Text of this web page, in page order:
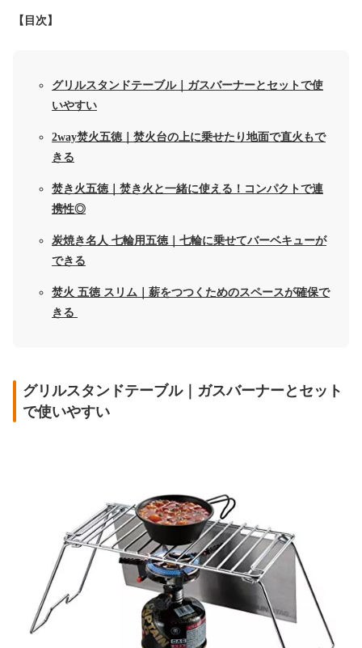
【目次】
グリルスタンドテーブル｜ガスバーナーとセットで使
いやすい
2way焚火五徳｜焚火台の上に乗せたり地面で直火もで
きる
焚き火五徳｜焚き火と一緒に使える！コンパクトで連
携性◎
炭焼き名人 七輪用五徳｜七輪に乗せてバーベキューが
できる
焚火 五徳 スリム｜薪をつつくためのスペースが確保で
きる
グリルスタンドテーブル｜ガスバーナーとセット
で使いやすい